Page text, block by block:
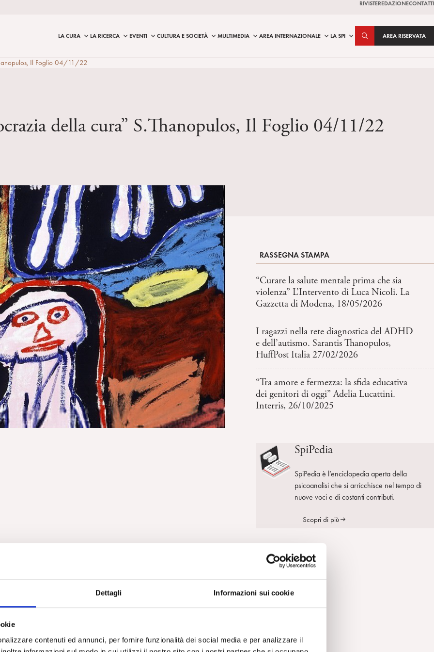
Dettagli Informazioni sui cookie
contenuti ed annunci, per fornire funzionalità dei social media e per analizzare il
RIVISTEREDAZIONECONTATTI
LA CURA LA RICERCA EVENTI CULTURA E SOCIETÀ MULTIMEDIA AREA INTERNAZIONALE LA SPI AREA RISERVATA
Il Foglio 04/11/22
della cura” S.Thanopulos, Il Foglio 04/11/22
di Sarantis Thanopulos sul tema della Salute Mentale.
salute mentale” è un campo minato dalla complessità delle cause
necessariamente multidisciplinare e dalla resistenza
schema della terapia medica.”
alto di unità nazionale) significa abbandonare i tre suoi capisaldi
cosa:
RASSEGNA STAMPA
“Curare la salute mentale prima che sia
violenza” L’Intervento di Luca Nicoli. La
Gazzetta di Modena, 18/05/2026
I ragazzi nella rete diagnostica del ADHD
e dell’autismo. Sarantis Thanopulos,
HuffPost Italia 27/02/2026
“Tra amore e fermezza: la sfida educativa
dei genitori di oggi” Adelia Lucattini.
Interris, 26/10/2025
SpiPedia
SpiPedia è l’enciclopedia aperta della
psicoanalisi che si arricchisce nel tempo di
nuove voci e di costanti contributi.
Scopri di più